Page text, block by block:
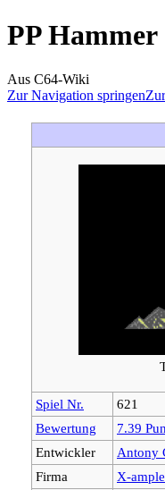
PP Hammer
Aus C64-Wiki
Zur Navigation springen
Spiel Nr.
621
Bewertung
7.39
Entwickler
Antony
Firma
X-